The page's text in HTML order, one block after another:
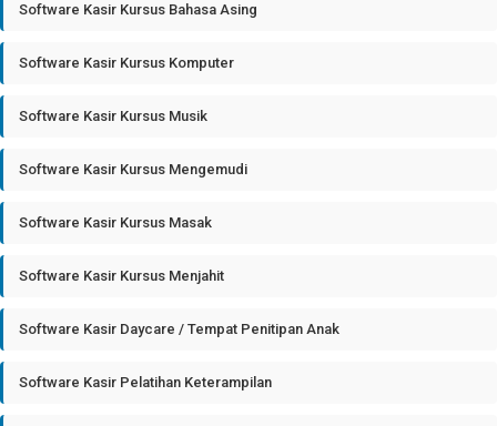
Software Kasir Kursus Bahasa Asing
Software Kasir Kursus Komputer
Software Kasir Kursus Musik
Software Kasir Kursus Mengemudi
Software Kasir Kursus Masak
Software Kasir Kursus Menjahit
Software Kasir Daycare / Tempat Penitipan Anak
Software Kasir Pelatihan Keterampilan